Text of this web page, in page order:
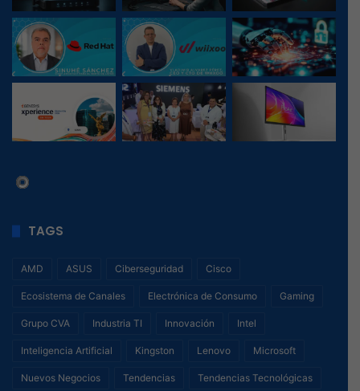
TAGS
AMD ASUS Ciberseguridad Cisco
Ecosistema de Canales Electrónica de Consumo Gaming
Grupo CVA Industria TI Innovación Intel
Inteligencia Artificial Kingston Lenovo Microsoft
Nuevos Negocios Tendencias Tendencias Tecnológicas